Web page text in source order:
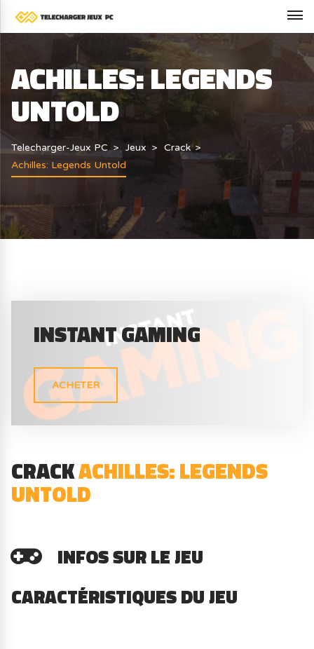
ACHILLES: LEGENDS
UNTOLD
Telecharger-Jeux PC Jeux
Crack
Achilles: Legends Untold
INSTANT GAMING
ACHETER
CRACKACHILLES: LEGENDS
UNTOLD
INFOS SUR LE JEU
CARACTÉRISTIQUES DU JEU